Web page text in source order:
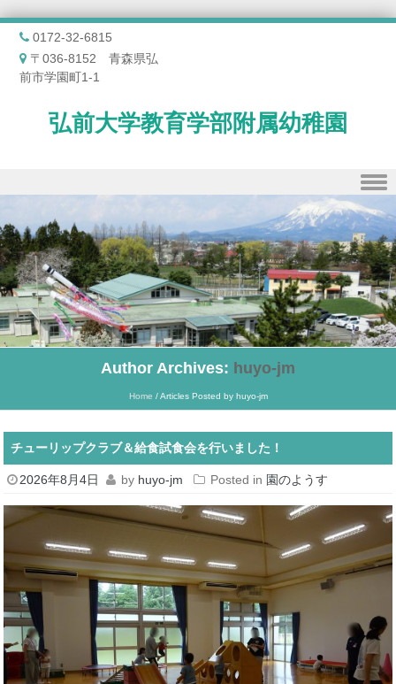
0172-32-6815
〒036-8152 青森県弘
前市学園町1-1
弘前大学教育学部附属幼稚園
Author Archives: huyo-jm
Home /Articles Posted by huyo-jm
チューリップクラブ＆給食試食会を行いました！
2026年8月4日 by huyo-jm Posted in 園のようす